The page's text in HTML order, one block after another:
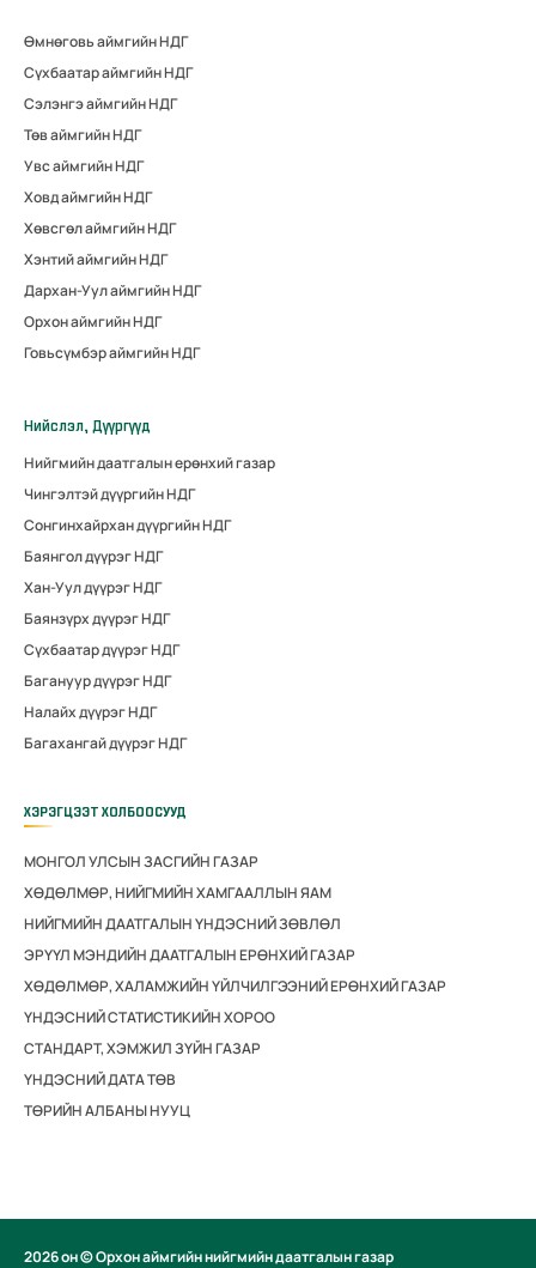
Өмнөговь аймгийн НДГ
Сүхбаатар аймгийн НДГ
Сэлэнгэ аймгийн НДГ
Төв аймгийн НДГ
Увс аймгийн НДГ
Ховд аймгийн НДГ
Хөвсгөл аймгийн НДГ
Хэнтий аймгийн НДГ
Дархан-Уул аймгийн НДГ
Орхон аймгийн НДГ
Говьсүмбэр аймгийн НДГ
Нийслэл, Дүүргүүд
Нийгмийн даатгалын ерөнхий газар
Чингэлтэй дүүргийн НДГ
Сонгинхайрхан дүүргийн НДГ
Баянгол дүүрэг НДГ
Хан-Уул дүүрэг НДГ
Баянзүрх дүүрэг НДГ
Сүхбаатар дүүрэг НДГ
Багануур дүүрэг НДГ
Налайх дүүрэг НДГ
Багахангай дүүрэг НДГ
ХЭРЭГЦЭЭТ ХОЛБООСУУД
МОНГОЛ УЛСЫН ЗАСГИЙН ГАЗАР
ХӨДӨЛМӨР, НИЙГМИЙН ХАМГААЛЛЫН ЯАМ
НИЙГМИЙН ДААТГАЛЫН ҮНДЭСНИЙ ЗӨВЛӨЛ
ЭРҮҮЛ МЭНДИЙН ДААТГАЛЫН ЕРӨНХИЙ ГАЗАР
ХӨДӨЛМӨР, ХАЛАМЖИЙН ҮЙЛЧИЛГЭЭНИЙ ЕРӨНХИЙ ГАЗАР
ҮНДЭСНИЙ СТАТИСТИКИЙН ХОРОО
СТАНДАРТ, ХЭМЖИЛ ЗҮЙН ГАЗАР
ҮНДЭСНИЙ ДАТА ТӨВ
ТӨРИЙН АЛБАНЫ НУУЦ
2026 он © Орхон аймгийн нийгмийн даатгалын газар